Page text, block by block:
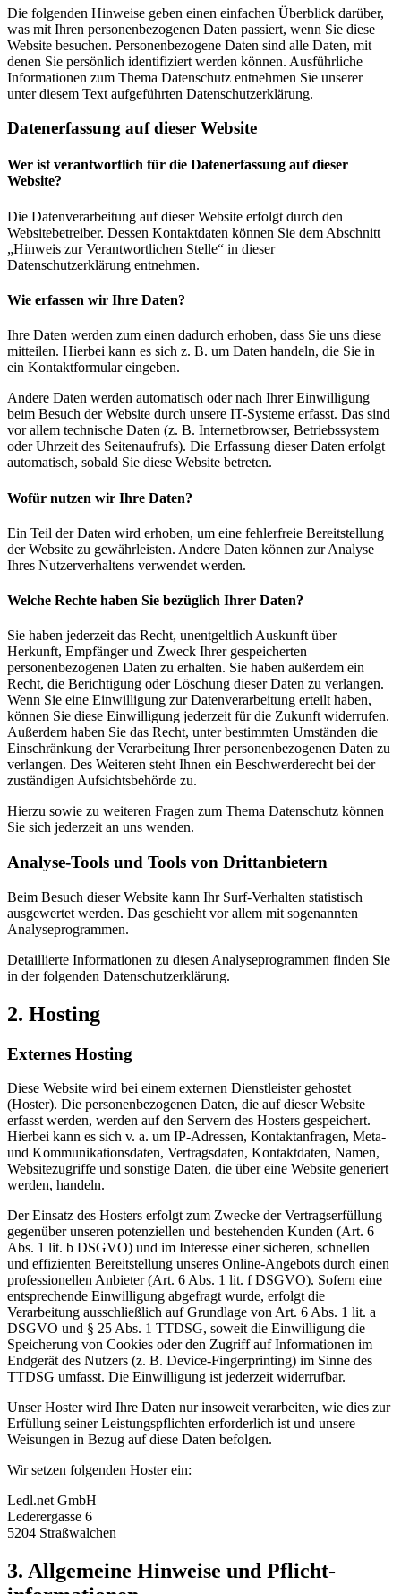
Die folgenden Hinweise geben einen einfachen Überblick darüber,
was mit Ihren personenbezogenen Daten passiert, wenn Sie diese
Website besuchen. Personenbezogene Daten sind alle Daten, mit
denen Sie persönlich identifiziert werden können. Ausführliche
Informationen zum Thema Datenschutz entnehmen Sie unserer
unter diesem Text aufgeführten Datenschutzerklärung.
Datenerfassung auf dieser Website
Wer ist verantwortlich für die Datenerfassung auf dieser
Website?
Die Datenverarbeitung auf dieser Website erfolgt durch den
Websitebetreiber. Dessen Kontaktdaten können Sie dem Abschnitt
„Hinweis zur Verantwortlichen Stelle“ in dieser
Datenschutzerklärung entnehmen.
Wie erfassen wir Ihre Daten?
Ihre Daten werden zum einen dadurch erhoben, dass Sie uns diese
mitteilen. Hierbei kann es sich z. B. um Daten handeln, die Sie in
ein Kontaktformular eingeben.
Andere Daten werden automatisch oder nach Ihrer Einwilligung
beim Besuch der Website durch unsere IT-Systeme erfasst. Das sind
vor allem technische Daten (z. B. Internetbrowser, Betriebssystem
oder Uhrzeit des Seitenaufrufs). Die Erfassung dieser Daten erfolgt
automatisch, sobald Sie diese Website betreten.
Wofür nutzen wir Ihre Daten?
Ein Teil der Daten wird erhoben, um eine fehlerfreie Bereitstellung
der Website zu gewährleisten. Andere Daten können zur Analyse
Ihres Nutzerverhaltens verwendet werden.
Welche Rechte haben Sie bezüglich Ihrer Daten?
Sie haben jederzeit das Recht, unentgeltlich Auskunft über
Herkunft, Empfänger und Zweck Ihrer gespeicherten
personenbezogenen Daten zu erhalten. Sie haben außerdem ein
Recht, die Berichtigung oder Löschung dieser Daten zu verlangen.
Wenn Sie eine Einwilligung zur Datenverarbeitung erteilt haben,
können Sie diese Einwilligung jederzeit für die Zukunft widerrufen.
Außerdem haben Sie das Recht, unter bestimmten Umständen die
Einschränkung der Verarbeitung Ihrer personenbezogenen Daten zu
verlangen. Des Weiteren steht Ihnen ein Beschwerderecht bei der
zuständigen Aufsichtsbehörde zu.
Hierzu sowie zu weiteren Fragen zum Thema Datenschutz können
Sie sich jederzeit an uns wenden.
Analyse-Tools und Tools von Dritt­anbietern
Beim Besuch dieser Website kann Ihr Surf-Verhalten statistisch
ausgewertet werden. Das geschieht vor allem mit sogenannten
Analyseprogrammen.
Detaillierte Informationen zu diesen Analyseprogrammen finden Sie
in der folgenden Datenschutzerklärung.
2. Hosting
Externes Hosting
Diese Website wird bei einem externen Dienstleister gehostet
(Hoster). Die personenbezogenen Daten, die auf dieser Website
erfasst werden, werden auf den Servern des Hosters gespeichert.
Hierbei kann es sich v. a. um IP-Adressen, Kontaktanfragen, Meta-
und Kommunikationsdaten, Vertragsdaten, Kontaktdaten, Namen,
Websitezugriffe und sonstige Daten, die über eine Website generiert
werden, handeln.
Der Einsatz des Hosters erfolgt zum Zwecke der Vertragserfüllung
gegenüber unseren potenziellen und bestehenden Kunden (Art. 6
Abs. 1 lit. b DSGVO) und im Interesse einer sicheren, schnellen
und effizienten Bereitstellung unseres Online-Angebots durch einen
professionellen Anbieter (Art. 6 Abs. 1 lit. f DSGVO). Sofern eine
entsprechende Einwilligung abgefragt wurde, erfolgt die
Verarbeitung ausschließlich auf Grundlage von Art. 6 Abs. 1 lit. a
DSGVO und § 25 Abs. 1 TTDSG, soweit die Einwilligung die
Speicherung von Cookies oder den Zugriff auf Informationen im
Endgerät des Nutzers (z. B. Device-Fingerprinting) im Sinne des
TTDSG umfasst. Die Einwilligung ist jederzeit widerrufbar.
Unser Hoster wird Ihre Daten nur insoweit verarbeiten, wie dies zur
Erfüllung seiner Leistungspflichten erforderlich ist und unsere
Weisungen in Bezug auf diese Daten befolgen.
Wir setzen folgenden Hoster ein:
Ledl.net GmbH
Lederergasse 6
5204 Straßwalchen
3. Allgemeine Hinweise und Pflicht­